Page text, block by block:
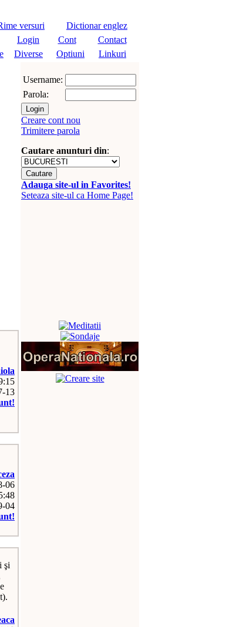
versuri
Dictionar englez
Login Cont
Contact
Diverse Optiuni Linkuri
13
06
04
şi
Username:
Parola:
Creare cont nou
Trimitere parola
Cautare anunturi din:
Adauga site-ul in Favorites!
Seteaza site-ul ca Home Page!